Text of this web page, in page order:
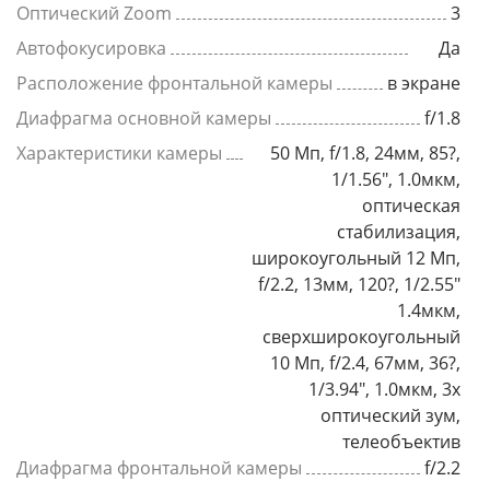
Оптический Zoom
3
Автофокусировка
Да
Расположение фронтальной камеры
в экране
Диафрагма основной камеры
f/1.8
Характеристики камеры
50 Мп, f/1.8, 24мм, 85?,
1/1.56", 1.0мкм,
оптическая
стабилизация,
широкоугольный 12 Мп,
f/2.2, 13мм, 120?, 1/2.55"
1.4мкм,
сверхширокоугольный
10 Мп, f/2.4, 67мм, 36?,
1/3.94", 1.0мкм, 3x
оптический зум,
телеобъектив
Диафрагма фронтальной камеры
f/2.2